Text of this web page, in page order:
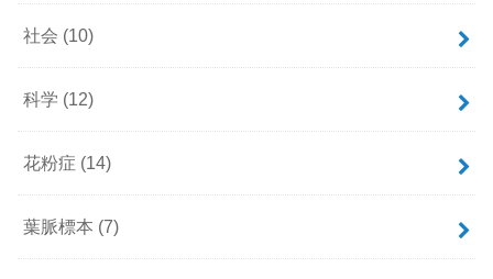
社会 (10)
科学 (12)
花粉症 (14)
葉脈標本 (7)